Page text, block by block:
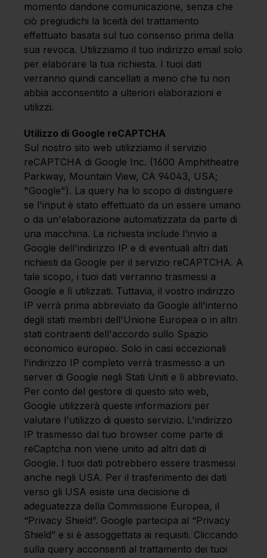
momento dandone comunicazione, senza che
ciò pregiudichi la liceità del trattamento
effettuato basata sul tuo consenso prima della
sua revoca. Utilizziamo il tuo indirizzo email solo
per elaborare la tua richiesta. I tuoi dati
verranno quindi cancellati a meno che tu non
abbia acconsentito a ulteriori elaborazioni e
utilizzi.
Utilizzo di Google reCAPTCHA
Sul nostro sito web utilizziamo il servizio
reCAPTCHA di Google Inc. (1600 Amphitheatre
Parkway, Mountain View, CA 94043, USA;
"Google"). La query ha lo scopo di distinguere
se l'input è stato effettuato da un essere umano
o da un'elaborazione automatizzata da parte di
una macchina. La richiesta include l'invio a
Google dell'indirizzo IP e di eventuali altri dati
richiesti da Google per il servizio reCAPTCHA. A
tale scopo, i tuoi dati verranno trasmessi a
Google e lì utilizzati. Tuttavia, il vostro indirizzo
IP verrà prima abbreviato da Google all'interno
degli stati membri dell'Unione Europea o in altri
stati contraenti dell'accordo sullo Spazio
economico europeo. Solo in casi eccezionali
l'indirizzo IP completo verrà trasmesso a un
server di Google negli Stati Uniti e lì abbreviato.
Per conto del gestore di questo sito web,
Google utilizzerà queste informazioni per
valutare l'utilizzo di questo servizio. L'indirizzo
IP trasmesso dal tuo browser come parte di
reCaptcha non viene unito ad altri dati di
Google. I tuoi dati potrebbero essere trasmessi
anche negli USA. Per il trasferimento dei dati
verso gli USA esiste una decisione di
adeguatezza della Commissione Europea, il
“Privacy Shield”. Google partecipa al “Privacy
Shield” e si è assoggettata ai requisiti. Cliccando
sulla query acconsenti al trattamento dei tuoi